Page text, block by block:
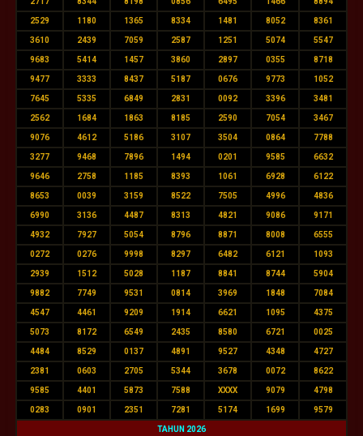
2529 1180 1365 8334 1481 8052 8361
3610 2439 7059 2587 1251 5074 5547
9683 5414 1457 3860 2897 0355 8718
9477 3333 8437 5187 0676 9773 1052
7645 5335 6849 2831 0092 3396 3481
2562 1684 1863 8185 2590 7054 3467
9076 4612 5186 3107 3504 0864 7788
3277 9468 7896 1494 0201 9585 6632
9646 2758 1185 8393 1061 6928 6122
8653 0039 3159 8522 7505 4996 4836
6990 3136 4487 8313 4821 9086 9171
4932 7927 5054 8796 8871 8008 6555
0272 0276 9998 8297 6482 6121 1093
2939 1512 5028 1187 8841 8744 5904
9882 7749 9531 0814 3969 1848 7084
4547 4461 9209 1914 6621 1095 4375
5073 8172 6549 2435 8580 6721 0025
4484 8529 0137 4891 9527 4348 4727
2381 0603 2705 5344 3678 0072 8622
9585 4401 5873 7588 XXXX 9079 4798
0283 0901 2351 7281 5174 1699 9579
TAHUN 2026